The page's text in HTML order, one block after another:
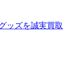
ッズを誠実買取